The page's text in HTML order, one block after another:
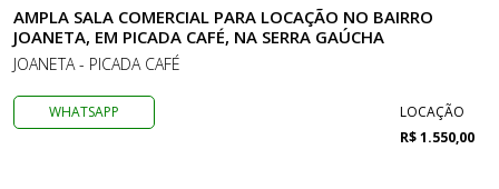
AMPLA SALA COMERCIAL PARA LOCAÇÃO NO BAIRRO
JOANETA, EM PICADA CAFÉ, NA SERRA GAÚCHA
JOANETA - PICADA CAFÉ
WHATSAPP
LOCAÇÃO
R$ 1.550,00